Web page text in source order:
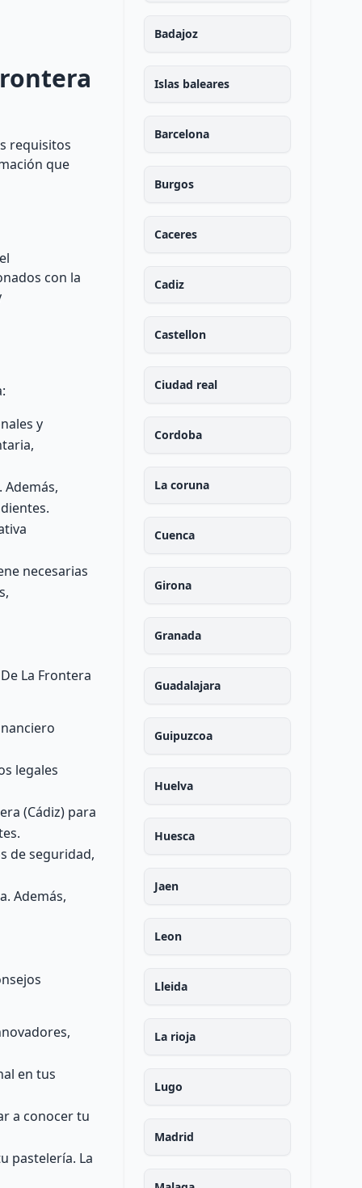
requisitos
que
con la
y
necesarias
La Frontera
legales
(Cádiz) para
de seguridad,
Además,
en tus
a conocer tu
pastelería. La
Badajoz
Islas baleares
Barcelona
Burgos
Caceres
Cadiz
Castellon
Ciudad real
Cordoba
La coruna
Cuenca
Girona
Granada
Guadalajara
Guipuzcoa
Huelva
Huesca
Jaen
Leon
Lleida
La rioja
Lugo
Madrid